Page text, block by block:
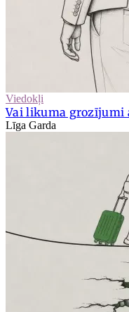
Viedokļi
Vai likuma grozījumi
Līga Garda